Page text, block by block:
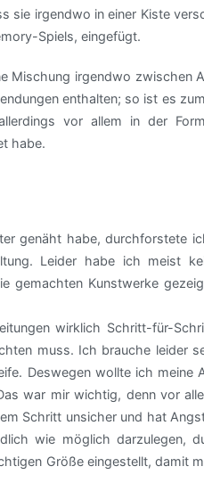
sie irgendwo in einer Kiste
Spiels, eingefügt.
irgendwo zwischen
enthalten; so ist es
vor allem in der
habe.
genäht habe, durchforstete
Leider habe ich meist
gemachten Kunstwerke
wirklich Schritt-für-
muss. Ich brauche leider
Deswegen wollte ich meine
war mir wichtig, denn vor
Schritt unsicher und hat
wie möglich darzulegen,
Größe eingestellt, damit